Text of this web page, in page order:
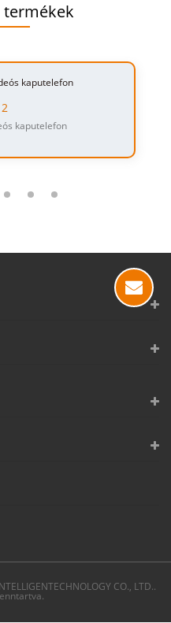
termékek
kaputelefon
CO., LTD..